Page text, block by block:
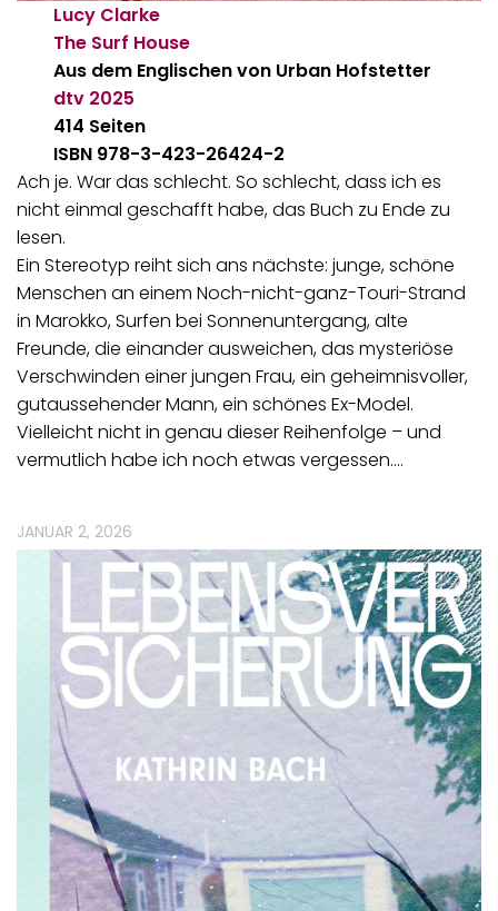
Lucy Clarke
The Surf House
Aus dem Englischen von Urban Hofstetter
dtv 2025
414 Seiten
ISBN 978-3-423-26424-2
Ach je. War das schlecht. So schlecht, dass ich es
nicht einmal geschafft habe, das Buch zu Ende zu
lesen.
Ein Stereotyp reiht sich ans nächste: junge, schöne
Menschen an einem Noch-nicht-ganz-Touri-Strand
in Marokko, Surfen bei Sonnenuntergang, alte
Freunde, die einander ausweichen, das mysteriöse
Verschwinden einer jungen Frau, ein geheimnisvoller,
gutaussehender Mann, ein schönes Ex-Model.
Vielleicht nicht in genau dieser Reihenfolge – und
vermutlich habe ich noch etwas vergessen.…
JANUAR 2, 2026